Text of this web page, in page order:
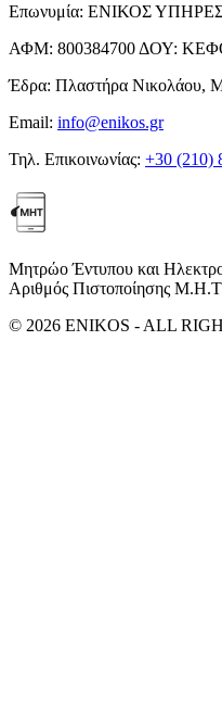
Επωνυμία: ΕΝΙΚΟΣ
ΑΦΜ: 800384700 ΔΟΥ:
Έδρα: Πλαστήρα Νικολάου,
Email: info@enikos.gr
Τηλ. Επικοινωνίας: +30 (210)
Μητρώο Έντυπου και
Αριθμός Πιστοποίησης
© 2026 ENIKOS - ALL